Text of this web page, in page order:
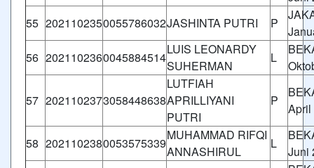
55 2021102350055786032JASHINTA PUTRI P
56 2021102360045884514
LUIS LEONARDY
SUHERMAN
L
57 2021102373058448638
LUTFIAH
APRILLIYANI
PUTRI
P
April
58 2021102380053575339
MUHAMMAD RIFQI
ANNASHIRUL
L
Juni